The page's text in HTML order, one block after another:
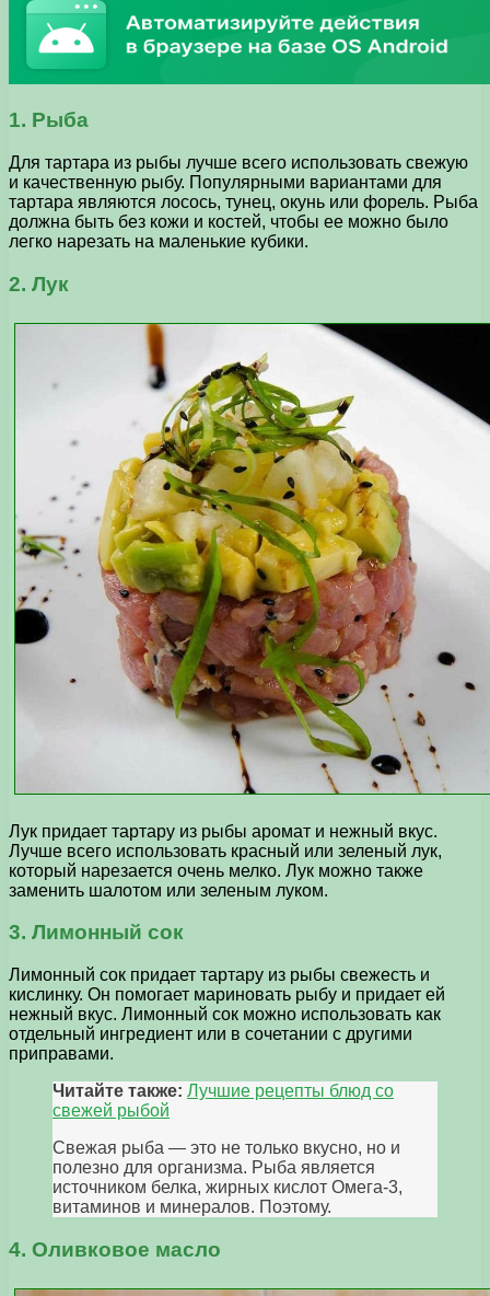
1. Рыба
Для тартара из рыбы лучше всего использовать свежую
и качественную рыбу. Популярными вариантами для
тартара являются лосось, тунец, окунь или форель. Рыба
должна быть без кожи и костей, чтобы ее можно было
легко нарезать на маленькие кубики.
2. Лук
Лук придает тартару из рыбы аромат и нежный вкус.
Лучше всего использовать красный или зеленый лук,
который нарезается очень мелко. Лук можно также
заменить шалотом или зеленым луком.
3. Лимонный сок
Лимонный сок придает тартару из рыбы свежесть и
кислинку. Он помогает мариновать рыбу и придает ей
нежный вкус. Лимонный сок можно использовать как
отдельный ингредиент или в сочетании с другими
приправами.
Читайте также: Лучшие рецепты блюд со
свежей рыбой
Свежая рыба — это не только вкусно, но и
полезно для организма. Рыба является
источником белка, жирных кислот Омега-3,
витаминов и минералов. Поэтому.
4. Оливковое масло